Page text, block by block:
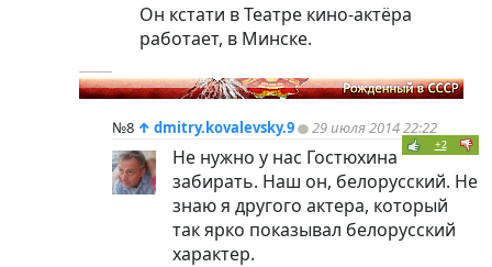
Он кстати в Театре кино-актёра
работает, в Минске.
----------
№8 ↑ dmitry.kovalevsky.9 29 июля 2014 22:22
+2
Не нужно у нас Гостюхина
забирать. Наш он, белорусский. Не
знаю я другого актера, который
так ярко показывал белорусский
характер.